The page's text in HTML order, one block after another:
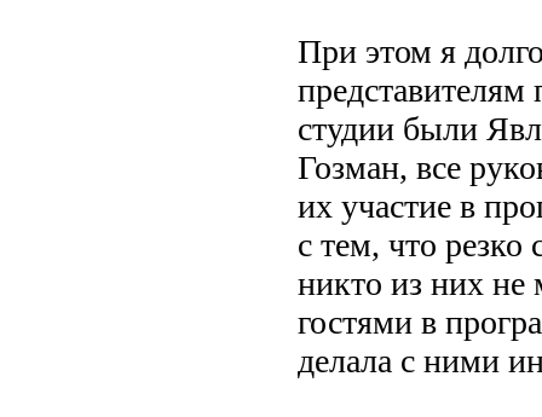
При этом я
представителям
студии были
Гозман, все
их участие в
с тем, что резко
никто из них не
гостями в
делала с ними